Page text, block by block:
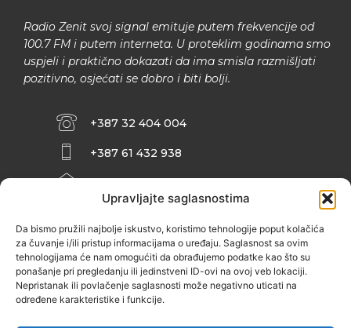
Upravljajte saglasnostima
Da bismo pružili najbolje iskustvo, koristimo tehnologije poput kolačića
za čuvanje i/ili pristup informacijama o uređaju. Saglasnost sa ovim
tehnologijama će nam omogućiti da obrađujemo podatke kao što su
ponašanje pri pregledanju ili jedinstveni ID-ovi na ovoj veb lokaciji.
Nepristanak ili povlačenje saglasnosti može negativno uticati na
određene karakteristike i funkcije.
Radio Zenit svoj signal emituje putem frekvencije od
100.7 FM i putem interneta. U proteklim godinama smo
uspjeli i praktično dokazati da ima smisla razmišljati
pozitivno, osjećati se dobro i biti bolji.
+387 32 404 004
+387 61 432 938
INFO@ZENIT.BA
ZENIČANKA, 3. SPRAT), 72000 ZENICA